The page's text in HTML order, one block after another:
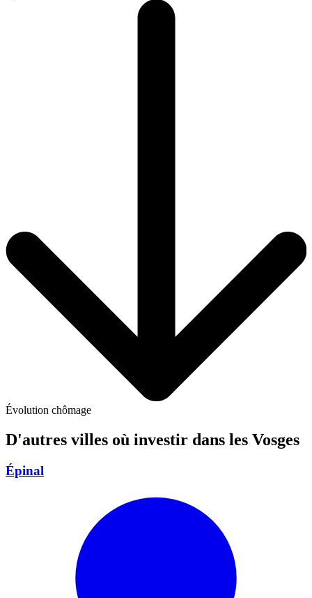
Évolution chômage
D'autres villes où investir dans les Vosges
Épinal